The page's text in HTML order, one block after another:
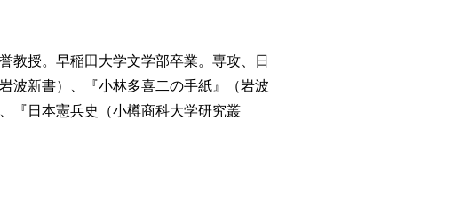
教授。早稲田大学文学部卒業。専攻、日
波新書）、『小林多喜二の手紙』（岩波
『日本憲兵史（小樽商科大学研究叢